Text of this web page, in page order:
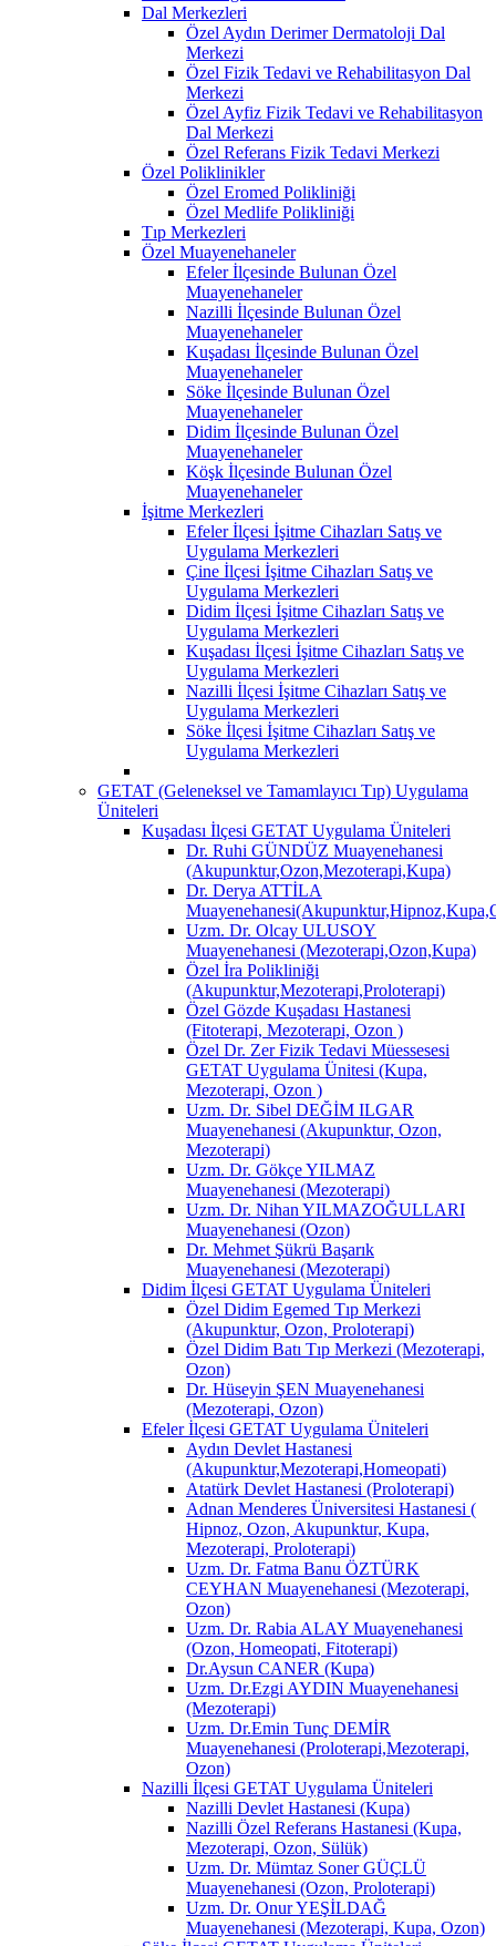
Dal Merkezleri
Özel Aydın Derimer Dermatoloji Dal
Merkezi
Özel Fizik Tedavi ve Rehabilitasyon Dal
Merkezi
Özel Ayfiz Fizik Tedavi ve Rehabilitasyon
Dal Merkezi
Özel Referans Fizik Tedavi Merkezi
Özel Poliklinikler
Özel Eromed Polikliniği
Özel Medlife Polikliniği
Tıp Merkezleri
Özel Muayenehaneler
Efeler İlçesinde Bulunan Özel
Muayenehaneler
Nazilli İlçesinde Bulunan Özel
Muayenehaneler
Kuşadası İlçesinde Bulunan Özel
Muayenehaneler
Söke İlçesinde Bulunan Özel
Muayenehaneler
Didim İlçesinde Bulunan Özel
Muayenehaneler
Köşk İlçesinde Bulunan Özel
Muayenehaneler
İşitme Merkezleri
Efeler İlçesi İşitme Cihazları Satış ve
Uygulama Merkezleri
Çine İlçesi İşitme Cihazları Satış ve
Uygulama Merkezleri
Didim İlçesi İşitme Cihazları Satış ve
Uygulama Merkezleri
Kuşadası İlçesi İşitme Cihazları Satış ve
Uygulama Merkezleri
Nazilli İlçesi İşitme Cihazları Satış ve
Uygulama Merkezleri
Söke İlçesi İşitme Cihazları Satış ve
Uygulama Merkezleri
GETAT (Geleneksel ve Tamamlayıcı Tıp) Uygulama
Üniteleri
Kuşadası İlçesi GETAT Uygulama Üniteleri
Dr. Ruhi GÜNDÜZ Muayenehanesi
(Akupunktur,Ozon,Mezoterapi,Kupa)
Dr. Derya ATTİLA
Uzm. Dr. Olcay ULUSOY
Muayenehanesi (Mezoterapi,Ozon,Kupa)
Özel İra Polikliniği
(Akupunktur,Mezoterapi,Proloterapi)
Özel Gözde Kuşadası Hastanesi
(Fitoterapi, Mezoterapi, Ozon )
Özel Dr. Zer Fizik Tedavi Müessesesi
GETAT Uygulama Ünitesi (Kupa,
Mezoterapi, Ozon )
Uzm. Dr. Sibel DEĞİM ILGAR
Muayenehanesi (Akupunktur, Ozon,
Mezoterapi)
Uzm. Dr. Gökçe YILMAZ
Muayenehanesi (Mezoterapi)
Uzm. Dr. Nihan YILMAZOĞULLARI
Muayenehanesi (Ozon)
Dr. Mehmet Şükrü Başarık
Muayenehanesi (Mezoterapi)
Didim İlçesi GETAT Uygulama Üniteleri
Özel Didim Egemed Tıp Merkezi
(Akupunktur, Ozon, Proloterapi)
Özel Didim Batı Tıp Merkezi (Mezoterapi,
Ozon)
Dr. Hüseyin ŞEN Muayenehanesi
(Mezoterapi, Ozon)
Efeler İlçesi GETAT Uygulama Üniteleri
Aydın Devlet Hastanesi
(Akupunktur,Mezoterapi,Homeopati)
Atatürk Devlet Hastanesi (Proloterapi)
Adnan Menderes Üniversitesi Hastanesi (
Hipnoz, Ozon, Akupunktur, Kupa,
Mezoterapi, Proloterapi)
Uzm. Dr. Fatma Banu ÖZTÜRK
CEYHAN Muayenehanesi (Mezoterapi,
Ozon)
Uzm. Dr. Rabia ALAY Muayenehanesi
(Ozon, Homeopati, Fitoterapi)
Dr.Aysun CANER (Kupa)
Uzm. Dr.Ezgi AYDIN Muayenehanesi
(Mezoterapi)
Uzm. Dr.Emin Tunç DEMİR
Muayenehanesi (Proloterapi,Mezoterapi,
Ozon)
Nazilli İlçesi GETAT Uygulama Üniteleri
Nazilli Devlet Hastanesi (Kupa)
Nazilli Özel Referans Hastanesi (Kupa,
Mezoterapi, Ozon, Sülük)
Uzm. Dr. Mümtaz Soner GÜÇLÜ
Muayenehanesi (Ozon, Proloterapi)
Uzm. Dr. Onur YEŞİLDAĞ
Muayenehanesi (Mezoterapi, Kupa, Ozon)